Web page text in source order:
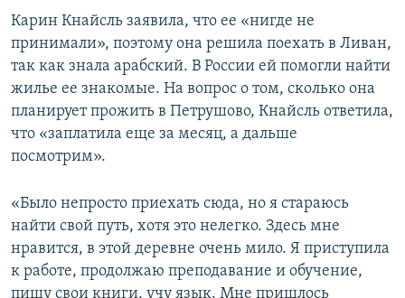
Карин Кнайсль заявила, что ее «нигде не
принимали», поэтому она решила поехать в Ливан,
так как знала арабский. В России ей помогли найти
жилье ее знакомые. На вопрос о том, сколько она
планирует прожить в Петрушово, Кнайсль ответила,
что «заплатила еще за месяц, а дальше
посмотрим».
«Было непросто приехать сюда, но я стараюсь
найти свой путь, хотя это нелегко. Здесь мне
нравится, в этой деревне очень мило. Я приступила
к работе, продолжаю преподавание и обучение,
пишу свои книги, учу язык. Мне пришлось